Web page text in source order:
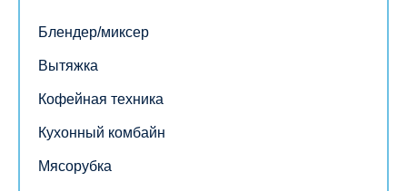
Блендер/миксер
Вытяжка
Кофейная техника
Кухонный комбайн
Мясорубка